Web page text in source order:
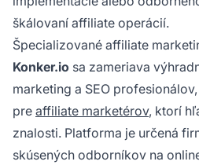
škálovaní affiliate operácií.
Špecializované affiliate
Konker.io sa zameriava
marketing a SEO
pre affiliate marketérov, ktorí
znalosti. Platforma je určená
skúsených odborníkov na